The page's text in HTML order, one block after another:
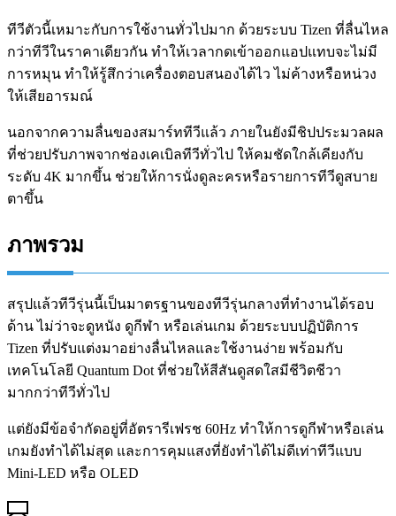
ทีวีตัวนี้เหมาะกับการใช้งานทั่วไปมาก ด้วยระบบ Tizen ที่ลื่นไหล
กว่าทีวีในราคาเดียวกัน ทำให้เวลากดเข้าออกแอปแทบจะไม่มี
การหมุน ทำให้รู้สึกว่าเครื่องตอบสนองได้ไว ไม่ค้างหรือหน่วง
ให้เสียอารมณ์
นอกจากความลื่นของสมาร์ททีวีแล้ว ภายในยังมีชิปประมวลผล
ที่ช่วยปรับภาพจากช่องเคเบิลทีวีทั่วไป ให้คมชัดใกล้เคียงกับ
ระดับ 4K มากขึ้น ช่วยให้การนั่งดูละครหรือรายการทีวีดูสบาย
ตาขึ้น
ภาพรวม
สรุปแล้วทีวีรุ่นนี้เป็นมาตรฐานของทีวีรุ่นกลางที่ทำงานได้รอบ
ด้าน ไม่ว่าจะดูหนัง ดูกีฬา หรือเล่นเกม ด้วยระบบปฏิบัติการ
Tizen ที่ปรับแต่งมาอย่างลื่นไหลและใช้งานง่าย พร้อมกับ
เทคโนโลยี Quantum Dot ที่ช่วยให้สีสันดูสดใสมีชีวิตชีวา
มากกว่าทีวีทั่วไป
แต่ยังมีข้อจำกัดอยู่ที่อัตรารีเฟรช 60Hz ทำให้การดูกีฬาหรือเล่น
เกมยังทำได้ไม่สุด และการคุมแสงที่ยังทำได้ไม่ดีเท่าทีวีแบบ
Mini-LED หรือ OLED